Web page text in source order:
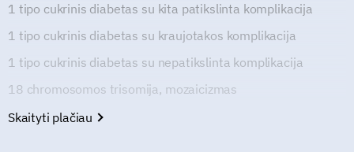
1 tipo cukrinis diabetas su kita patikslinta komplikacija
1 tipo cukrinis diabetas su kraujotakos komplikacija
1 tipo cukrinis diabetas su nepatikslinta komplikacija
18 chromosomos trisomija, mozaicizmas
Skaityti plačiau